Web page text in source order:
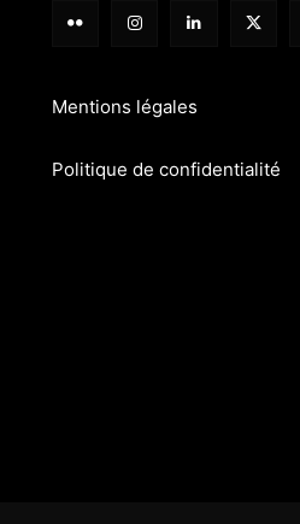
Mentions légales
Politique de confidentialité